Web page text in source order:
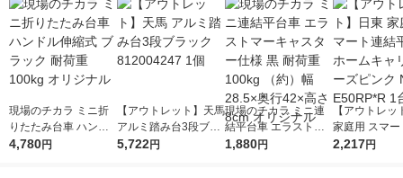
現場のチカラ ミニ折
りたたみ台車 ハンド
ル伸縮式 ブラック 耐
4,780円
【アウトレット】天馬
アルミ踏み台3段ブラ
ック 812004247 1個
5,722円
現場のチカラ ミニ連
結平台車 エラストマ
ーキャスター仕様 黒
1,880円
【アウトレッ
家庭用 スマー
平台車ホーム
2,217円